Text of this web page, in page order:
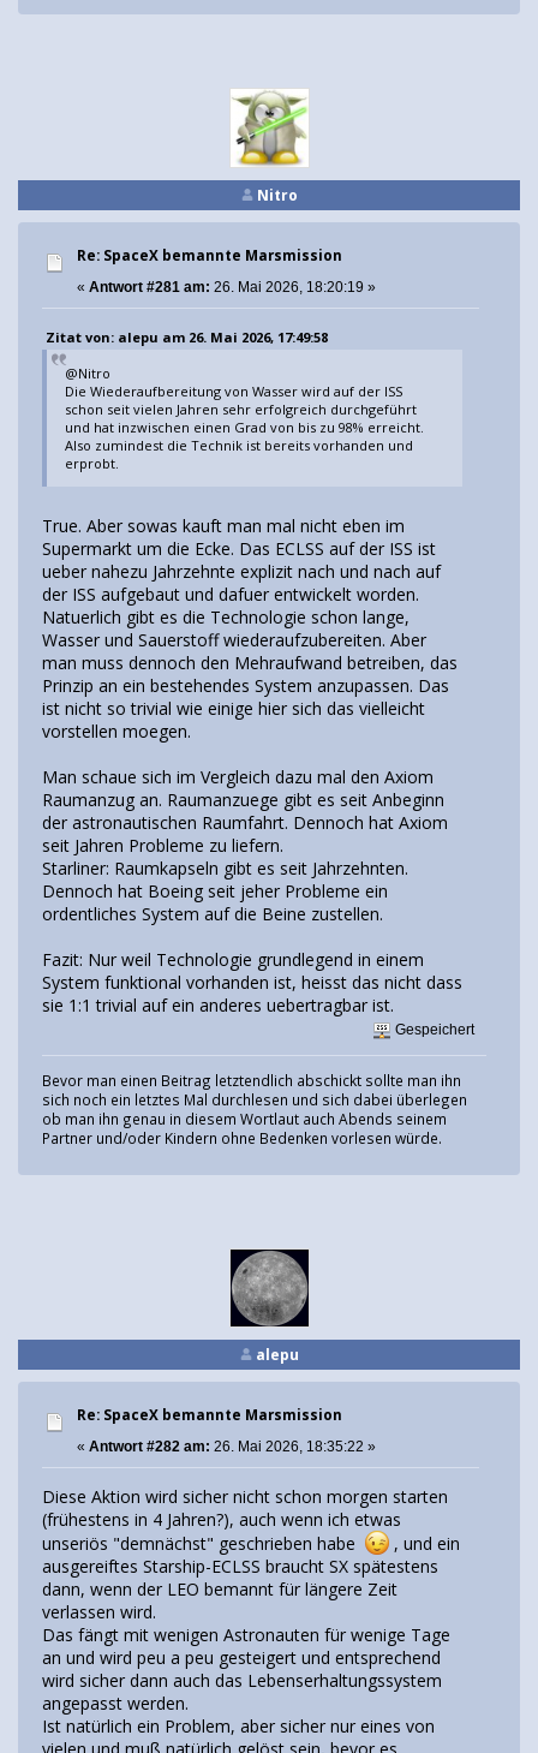
Nitro
Re: SpaceX bemannte Marsmission
« Antwort #281 am: 26. Mai 2026, 18:20:19 »
Zitat von: alepu am 26. Mai 2026, 17:49:58
@Nitro
Die Wiederaufbereitung von Wasser wird auf der ISS
schon seit vielen Jahren sehr erfolgreich durchgeführt
und hat inzwischen einen Grad von bis zu 98% erreicht.
Also zumindest die Technik ist bereits vorhanden und
erprobt.
True. Aber sowas kauft man mal nicht eben im
Supermarkt um die Ecke. Das ECLSS auf der ISS ist
ueber nahezu Jahrzehnte explizit nach und nach auf
der ISS aufgebaut und dafuer entwickelt worden.
Natuerlich gibt es die Technologie schon lange,
Wasser und Sauerstoff wiederaufzubereiten. Aber
man muss dennoch den Mehraufwand betreiben, das
Prinzip an ein bestehendes System anzupassen. Das
ist nicht so trivial wie einige hier sich das vielleicht
vorstellen moegen.
Man schaue sich im Vergleich dazu mal den Axiom
Raumanzug an. Raumanzuege gibt es seit Anbeginn
der astronautischen Raumfahrt. Dennoch hat Axiom
seit Jahren Probleme zu liefern.
Starliner: Raumkapseln gibt es seit Jahrzehnten.
Dennoch hat Boeing seit jeher Probleme ein
ordentliches System auf die Beine zustellen.
Fazit: Nur weil Technologie grundlegend in einem
System funktional vorhanden ist, heisst das nicht dass
sie 1:1 trivial auf ein anderes uebertragbar ist.
Gespeichert
Bevor man einen Beitrag letztendlich abschickt sollte man ihn
sich noch ein letztes Mal durchlesen und sich dabei überlegen
ob man ihn genau in diesem Wortlaut auch Abends seinem
Partner und/oder Kindern ohne Bedenken vorlesen würde.
alepu
Re: SpaceX bemannte Marsmission
« Antwort #282 am: 26. Mai 2026, 18:35:22 »
Diese Aktion wird sicher nicht schon morgen starten
(frühestens in 4 Jahren?), auch wenn ich etwas
unseriös "demnächst" geschrieben habe
, und ein
ausgereiftes Starship-ECLSS braucht SX spätestens
dann, wenn der LEO bemannt für längere Zeit
verlassen wird.
Das fängt mit wenigen Astronauten für wenige Tage
an und wird peu a peu gesteigert und entsprechend
wird sicher dann auch das Lebenserhaltungssystem
angepasst werden.
Ist natürlich ein Problem, aber sicher nur eines von